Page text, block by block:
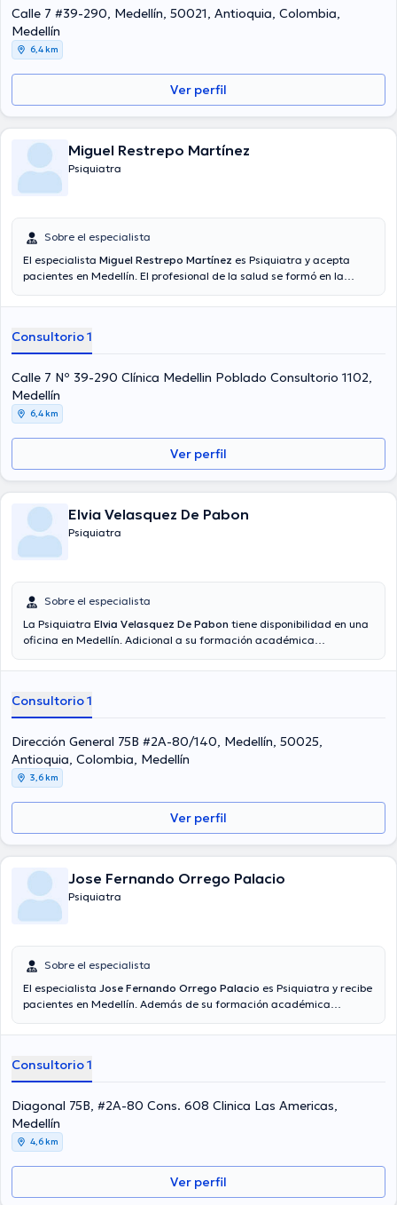
abundantes conferencias con la intención de lograr tener una
formación continua en su campo de especialización y ha publicado
diversos artículos. Español son los idiomas usados por la Dra.
Calle 7 #39-290, Medellín, 50021, Antioquia, Colombia,
Medellín
6,4 km
Ver perfil
Miguel Restrepo Martínez
Psiquiatra
Sobre el especialista
El especialista Miguel Restrepo Martínez es Psiquiatra y acepta
pacientes en Medellín. El profesional de la salud se formó en la
amplios conocimientos en su área de especialidad. El doctor posee
Adicionalmente, él se ha desempeñado como miembro de diversas
asociaciones médicas. Miguel Restrepo Martínez ha contribuido en
incontables conferencias con la meta de tener una formación
continua en su ámbito de especialización y ha difundido diversas
ediciones.
Consultorio 1
Calle 7 Nº 39-290 Clínica Medellin Poblado Consultorio 1102,
Medellín
6,4 km
Ver perfil
Elvia Velasquez De Pabon
Psiquiatra
Sobre el especialista
La Psiquiatra Elvia Velasquez De Pabon tiene disponibilidad en una
oficina en Medellín. Adicional a su formación académica
especialidad. La doctora cuenta con muchos años de experiencia
destacados como miembro de diversas asociaciones médicas. Elvia
Velasquez De Pabon ha compartido en cuantiosas conferencias con
la intención de lograr tener una formación continua en su ámbito de
especialización y ha difundido diversos artículos. Español es el
idioma principal que maneja la especialista.
Consultorio 1
Dirección General 75B #2A-80/140, Medellín, 50025,
Antioquia, Colombia, Medellín
3,6 km
Ver perfil
Jose Fernando Orrego Palacio
Psiquiatra
Sobre el especialista
El especialista Jose Fernando Orrego Palacio es Psiquiatra y recibe
pacientes en Medellín. Además de su formación académica
especialidad. El médico posee años de experiencia laboral en su
miembro de diversas asociaciones médicas. Jose Fernando Orrego
Palacio ha participado en abundantes conferencias con el ideal de
tener una formación continua en su temática de especialización y
ha difundido diferentes artículos. Por último, el especialista puede
hablar Español en su consultorio.
Consultorio 1
Diagonal 75B, #2A-80 Cons. 608 Clinica Las Americas,
Medellín
4,6 km
Ver perfil